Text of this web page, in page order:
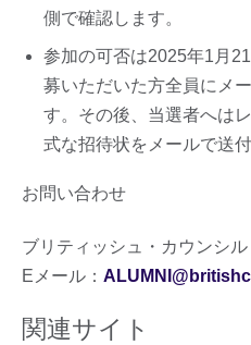
側で確認します。
参加の可否は2025年1月
募いただいた方全員にメ
す。その後、当選者へは
式な招待状をメールで送付
お問い合わせ
ブリティッシュ・カウンシ
Eメール：
関連サイト